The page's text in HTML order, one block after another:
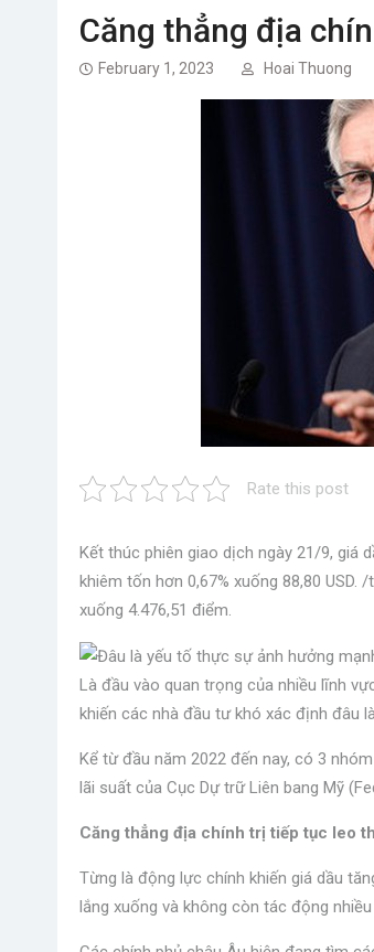
Căng thẳng địa
February 1, 2023 Hoai Thuong
Rate this post
Kết thúc phiên giao dịch ngày 21/9, giá
khiêm tốn hơn 0,67% xuống 88,80 USD.
xuống 4.476,51 điểm.
Là đầu vào quan trọng của nhiều lĩnh
khiến các nhà đầu tư khó xác định đâu
Kể từ đầu năm 2022 đến nay, có 3
lãi suất của Cục Dự trữ Liên bang Mỹ
Căng thẳng địa chính trị tiếp tục leo
Từng là động lực chính khiến giá dầu
lắng xuống và không còn tác động